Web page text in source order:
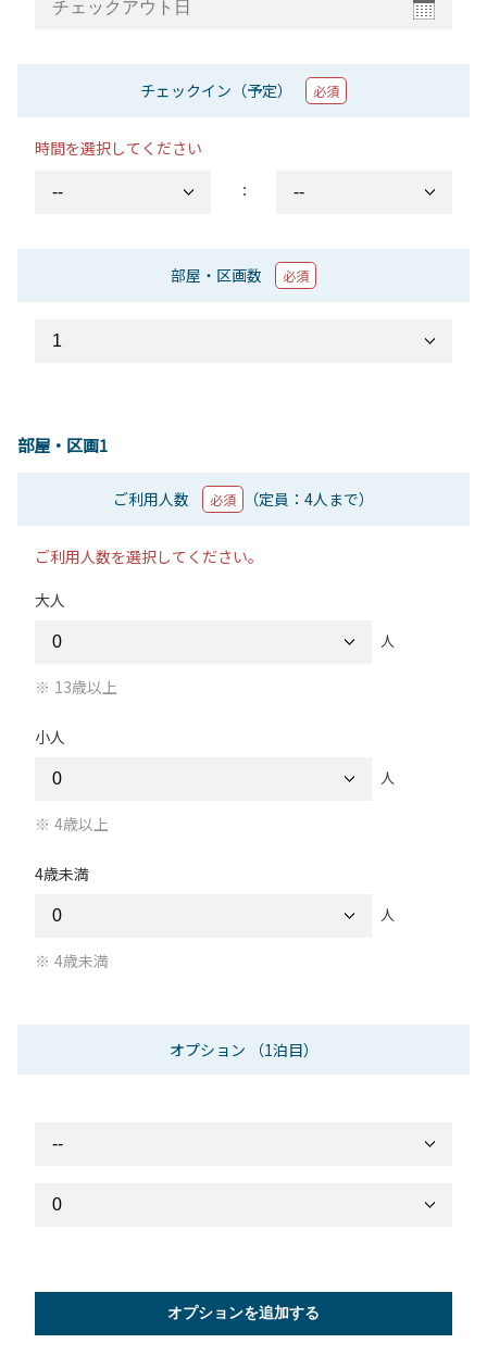
チェックイン（予定） 必須
時間を選択してください
：
部屋・区画数 必須
部屋・区画1
ご利用人数 必須 （定員：4人まで）
ご利用人数を選択してください。
大人
人
13歳以上
小人
人
4歳以上
4歳未満
人
4歳未満
オプション （1泊目）
オプションを追加する